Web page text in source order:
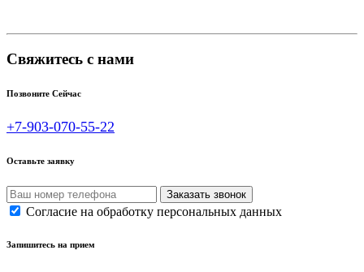
Свяжитесь с нами
Позвоните Сейчас
+7-903-070-55-22
Оставьте заявку
Согласие на обработку персональных данных
Запишитесь на прием